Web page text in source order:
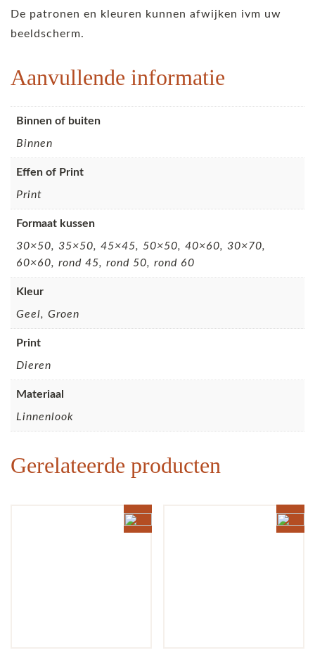
De patronen en kleuren kunnen afwijken ivm uw
beeldscherm.
Aanvullende informatie
Binnen of buiten
Binnen
Effen of Print
Print
Formaat kussen
30×50, 35×50, 45×45, 50×50, 40×60, 30×70,
60×60, rond 45, rond 50, rond 60
Kleur
Geel, Groen
Print
Dieren
Materiaal
Linnenlook
Gerelateerde producten